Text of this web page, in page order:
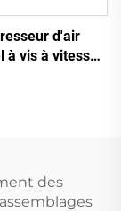
d'air
à vis à vitesse
des